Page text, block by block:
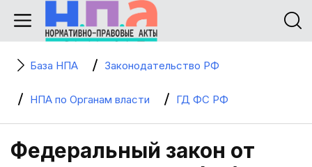
База НПА Законодательство РФ
НПА по Органам власти ГД ФС РФ
Федеральный закон от